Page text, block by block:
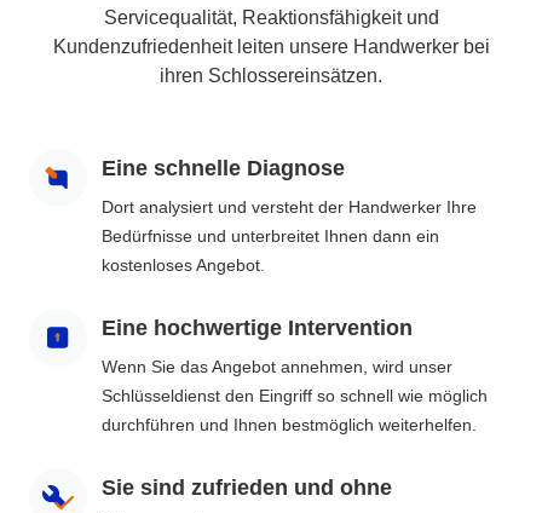
Servicequalität, Reaktionsfähigkeit und
Kundenzufriedenheit leiten unsere Handwerker bei
ihren Schlossereinsätzen.
Eine schnelle Diagnose
Dort analysiert und versteht der Handwerker Ihre
Bedürfnisse und unterbreitet Ihnen dann ein
kostenloses Angebot.
Eine hochwertige Intervention
Wenn Sie das Angebot annehmen, wird unser
Schlüsseldienst den Eingriff so schnell wie möglich
durchführen und Ihnen bestmöglich weiterhelfen.
Sie sind zufrieden und ohne